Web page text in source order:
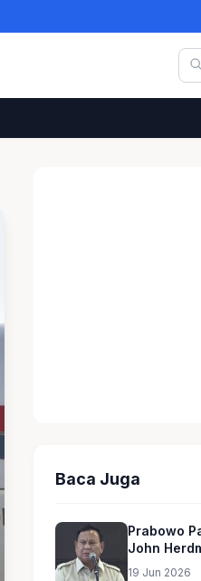
Baca Juga
Prabowo
John
Indonesia
19 Jun 2026